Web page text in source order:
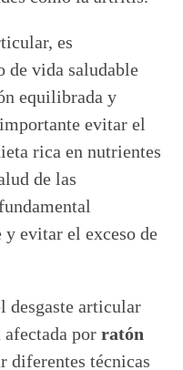
es
de vida saludable
equilibrada y
evitar el
rica en nutrientes
de las
y evitar el exceso de
desgaste articular
por ratón
diferentes técnicas